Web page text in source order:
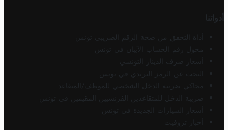
أدواتنا
أداة التحقق من صحة الرقم الضريبي تونس
محول رقم الحساب الآيبان في تونس
أسعار صرف الدينار التونسي
البحث عن الرمز البريدي في تونس
محاكي ضريبة الدخل الشخصي للموظف/المتقاعد
ضريبة الدخل للمتقاعدين الفرنسيين المقيمين في تونس
أسعار السيارات الجديدة في تونس
أخبار تروفيت